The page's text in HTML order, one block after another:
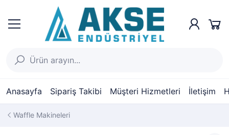
Anasayfa Sipariş Takibi Müşteri Hizmetleri İletişim
Waffle Makineleri